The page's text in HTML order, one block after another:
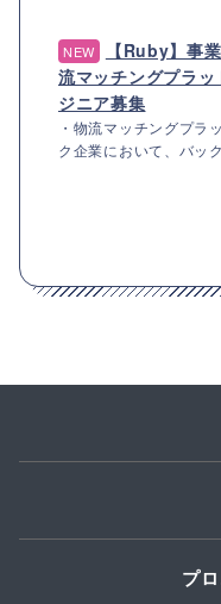
NEW
【Ruby】事
流マッチングプラ
ジニア募集
・物流マッチングプラ
ク企業において、バッ
プ